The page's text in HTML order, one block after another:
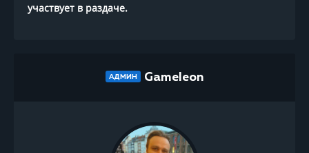
участвует в раздаче.
АДМИН Gameleon